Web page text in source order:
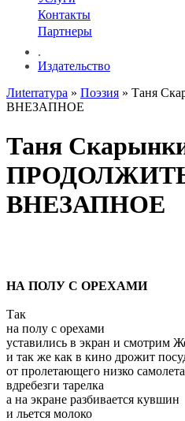
Контакты
Партнеры
.
Издательство
Лиterraтура » Поэзия » Таня
ВНЕЗАПНОЕ
Таня
ВНЕЗАПНОЕ
НА ПОЛУ С ОРЕХАМИ
Так
на полу с орехами
уставились в экран и смотрим
и так же как в кино дрожит
от пролетающего низко самолета
вдребезги тарелка
а на экране разбивается кувшин
и льется молоко